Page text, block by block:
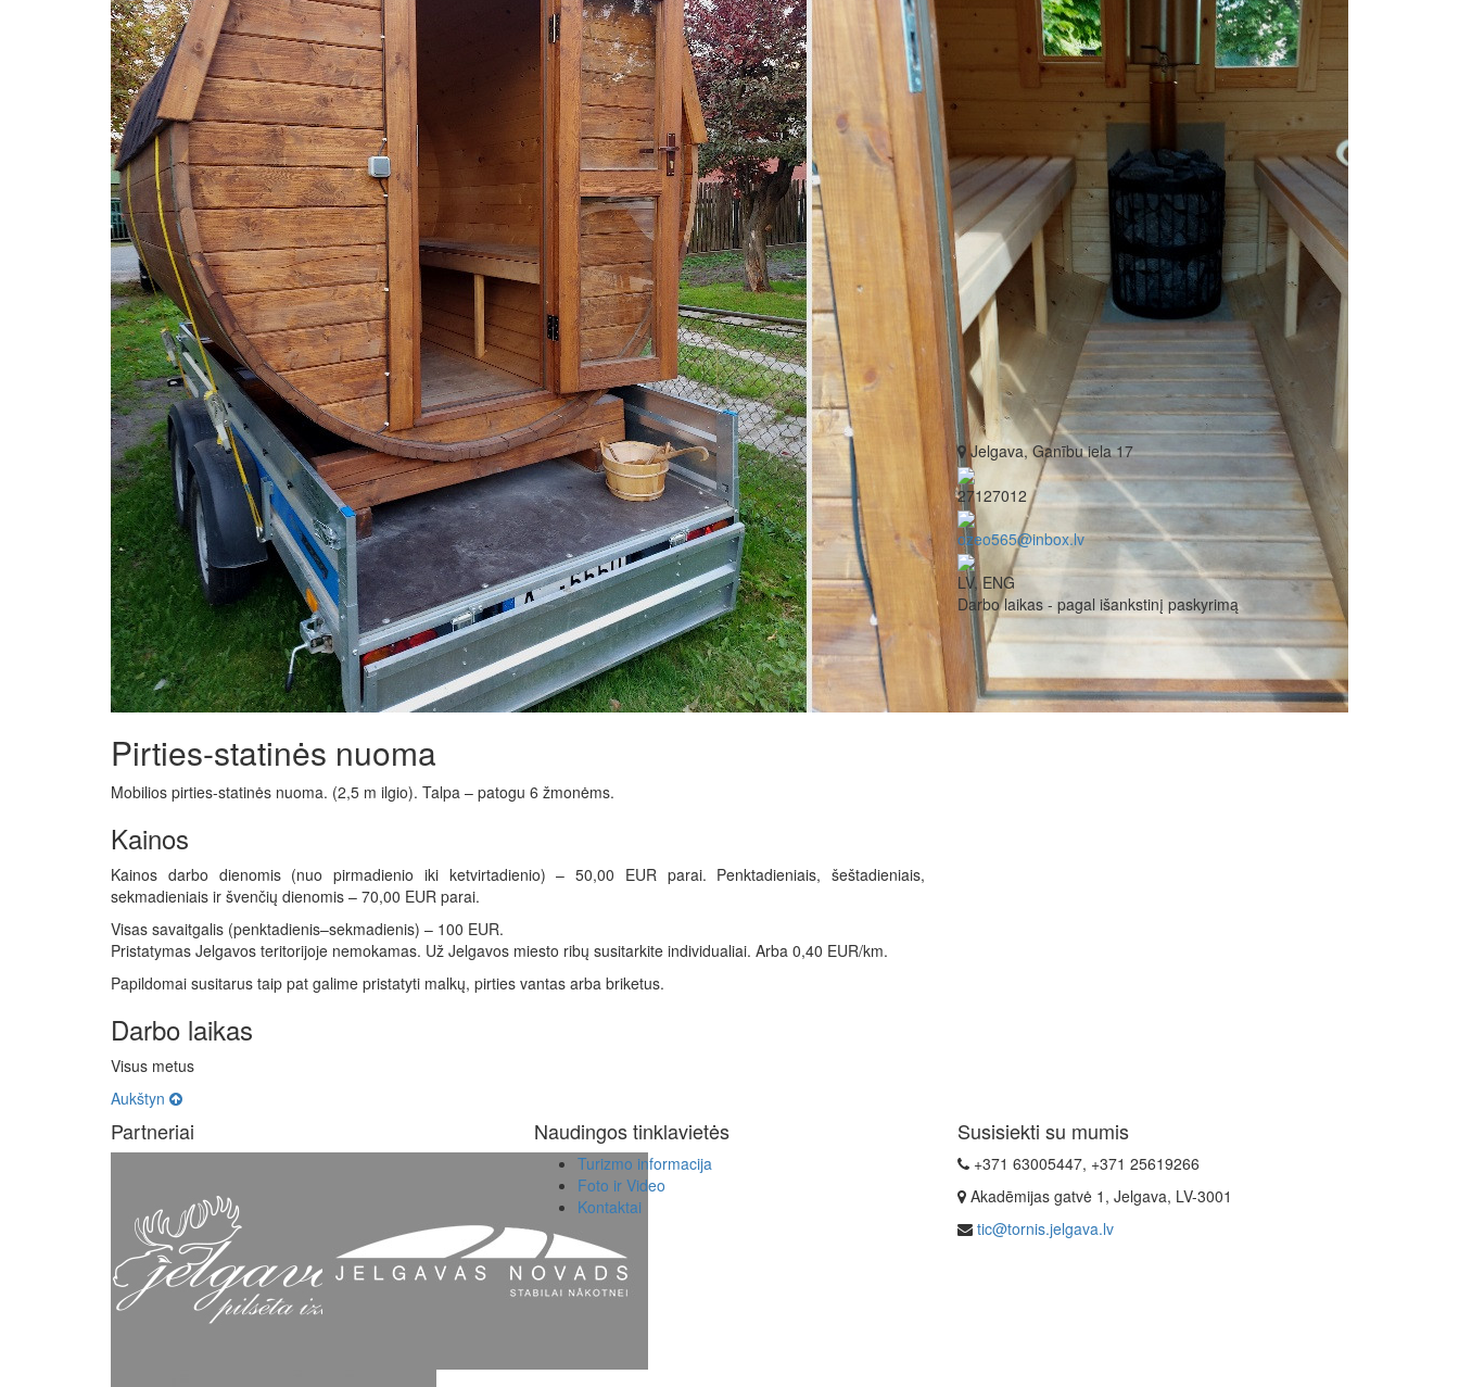
Pirties-statinės nuoma
Mobilios pirties-statinės nuoma. (2,5 m ilgio). Talpa – patogu 6 žmonėms.
Kainos
Kainos darbo dienomis (nuo pirmadienio iki ketvirtadienio) – 50,00 EUR parai. Penktadieniais, šeštadieniais,
sekmadieniais ir švenčių dienomis – 70,00 EUR parai.
Visas savaitgalis (penktadienis–sekmadienis) – 100 EUR.
Pristatymas Jelgavos teritorijoje nemokamas. Už Jelgavos miesto ribų susitarkite individualiai. Arba 0,40 EUR/km.
Papildomai susitarus taip pat galime pristatyti malkų, pirties vantas arba briketus.
Darbo laikas
Visus metus
Aukštyn
Jelgava, Ganību iela 17
27127012
ozeo565@inbox.lv
LV, ENG
Darbo laikas - pagal išankstinį paskyrimą
Partneriai Naudingos tinklavietės
Turizmo informacija
Foto ir Video
Kontaktai
Susisiekti su mumis
+371 63005447, +371 25619266
Akadēmijas gatvė 1, Jelgava, LV-3001
tic@tornis.jelgava.lv